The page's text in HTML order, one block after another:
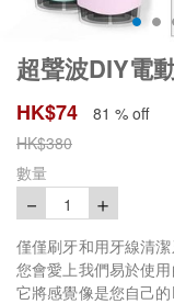
超聲波DIY電
HK$74 81 % off
HK$380
數量
－ 1 ＋
僅僅刷牙和用牙線清潔
您會愛上我們易於使
它將感覺像是您自己的